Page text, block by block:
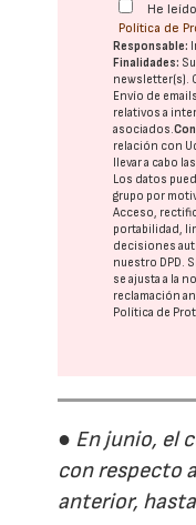
He
Política de
Responsable:
Finalidades:
newsletter(s).
Envío de
relativos a
asociados.
relación con
llevar a cabo
Los datos
grupo por
Acceso,
portabilidad,
decisiones
nuestro DPD.
se ajusta a la
reclamación
Política de
● En junio, el
con respecto
anterior,